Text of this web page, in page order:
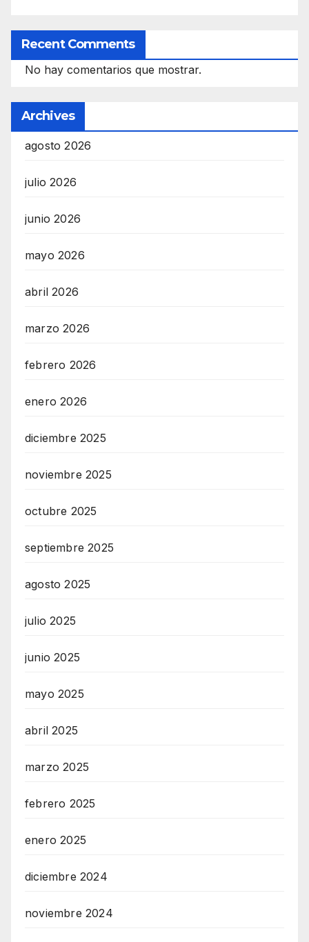
Recent Comments
No hay comentarios que mostrar.
Archives
agosto 2026
julio 2026
junio 2026
mayo 2026
abril 2026
marzo 2026
febrero 2026
enero 2026
diciembre 2025
noviembre 2025
octubre 2025
septiembre 2025
agosto 2025
julio 2025
junio 2025
mayo 2025
abril 2025
marzo 2025
febrero 2025
enero 2025
diciembre 2024
noviembre 2024